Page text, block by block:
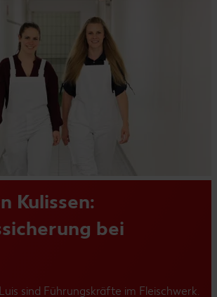
Kulissen:
bei
sind Führungskräfte im Fleischwerk.